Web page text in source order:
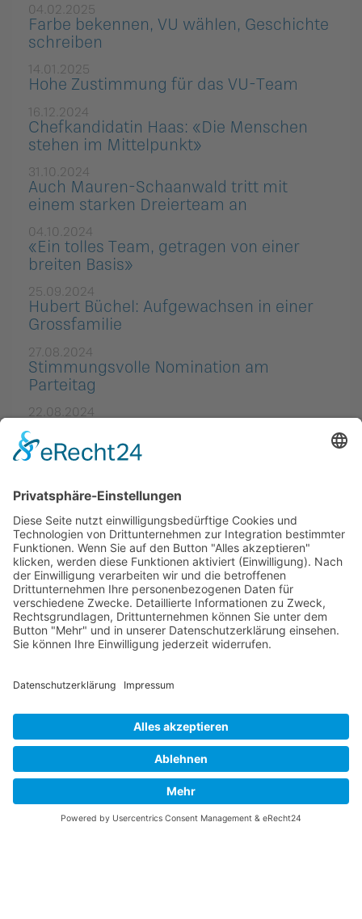
04.02.2025
Farbe bekennen, VU wählen, Geschichte
schreiben
14.01.2025
Hohe Zustimmung für das VU-Team
16.12.2024
Chefkandidatin Haas: «Die Menschen
stehen im Mittelpunkt»
31.10.2024
Auch Mauren-Schaanwald tritt mit
einem starken Dreierteam an
04.10.2024
«Ein tolles Team, getragen von einer
breiten Basis»
25.09.2024
Hubert Büchel: Aufgewachsen in einer
Grossfamilie
27.08.2024
Stimmungsvolle Nomination am
Parteitag
22.08.2024
Parteivorstand bestätigt
Regierungsteam eindrucksvoll
Frischer Wind für Liechtenstein